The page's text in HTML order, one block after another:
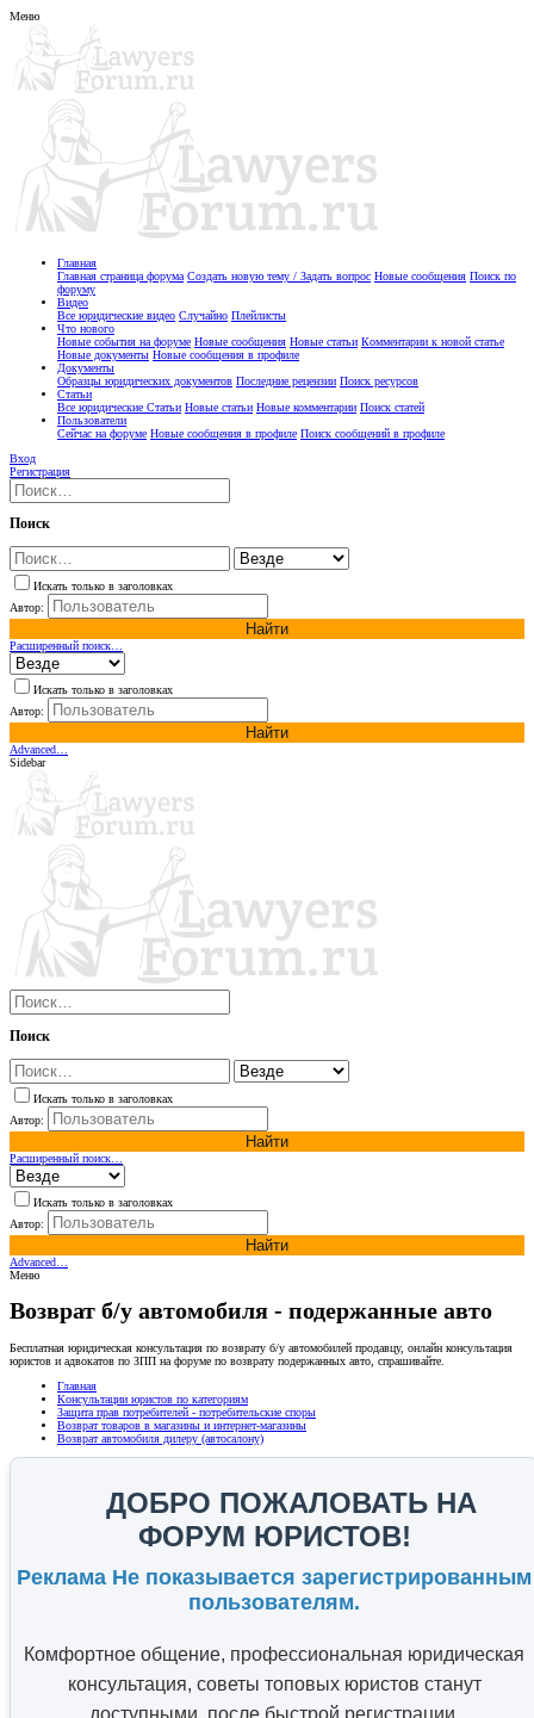
Меню
Главная
Главная страница форума Создать новую тему / Задать вопрос Новые сообщения Поиск по
форуму
Видео
Все юридические видео Случайно Плейлисты
Что нового
Новые события на форуме Новые сообщения Новые статьи Комментарии к новой статье
Новые документы Новые сообщения в профиле
Документы
Образцы юридических документов Последние рецензии Поиск ресурсов
Статьи
Все юридические Статьи Новые статьи Новые комментарии Поиск статей
Пользователи
Сейчас на форуме Новые сообщения в профиле Поиск сообщений в профиле
Вход
Регистрация
Поиск
Искать только в заголовках
Автор:
Найти
Расширенный поиск…
Искать только в заголовках
Автор:
Найти
Advanced…
Sidebar
Поиск
Искать только в заголовках
Автор:
Найти
Расширенный поиск…
Искать только в заголовках
Автор:
Найти
Advanced…
Меню
Возврат б/у автомобиля - подержанные авто
Бесплатная юридическая консультация по возврату б/у автомобилей продавцу, онлайн консультация
юристов и адвокатов по ЗПП на форуме по возврату подержанных авто, спрашивайте.
Главная
Консультации юристов по категориям
Защита прав потребителей - потребительские споры
Возврат товаров в магазины и интернет-магазины
Возврат автомобиля дилеру (автосалону)
ДОБРО ПОЖАЛОВАТЬ НА
ФОРУМ ЮРИСТОВ!
Реклама Не показывается зарегистрированным
пользователям.
Комфортное общение, профессиональная юридическая
консультация, советы топовых юристов станут